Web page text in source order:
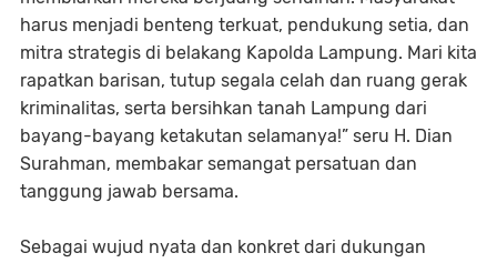
harus menjadi benteng terkuat, pendukung setia, dan
mitra strategis di belakang Kapolda Lampung. Mari kita
rapatkan barisan, tutup segala celah dan ruang gerak
kriminalitas, serta bersihkan tanah Lampung dari
bayang-bayang ketakutan selamanya!” seru H. Dian
Surahman, membakar semangat persatuan dan
tanggung jawab bersama.
Sebagai wujud nyata dan konkret dari dukungan